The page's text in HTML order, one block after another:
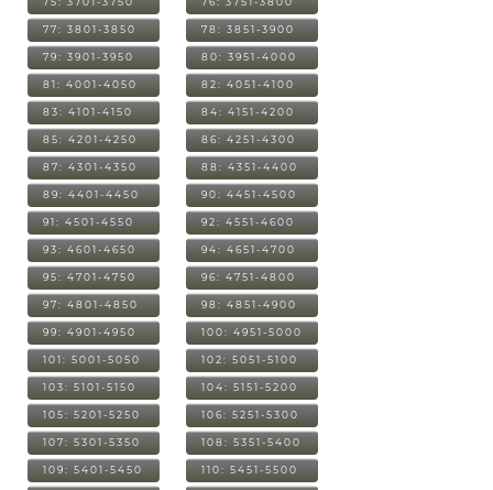
77: 3801-3850 78: 3851-3900
79: 3901-3950 80: 3951-4000
81: 4001-4050 82: 4051-4100
83: 4101-4150 84: 4151-4200
85: 4201-4250 86: 4251-4300
87: 4301-4350 88: 4351-4400
89: 4401-4450 90: 4451-4500
91: 4501-4550 92: 4551-4600
93: 4601-4650 94: 4651-4700
95: 4701-4750 96: 4751-4800
97: 4801-4850 98: 4851-4900
99: 4901-4950 100: 4951-5000
101: 5001-5050 102: 5051-5100
103: 5101-5150 104: 5151-5200
105: 5201-5250 106: 5251-5300
107: 5301-5350 108: 5351-5400
109: 5401-5450 110: 5451-5500